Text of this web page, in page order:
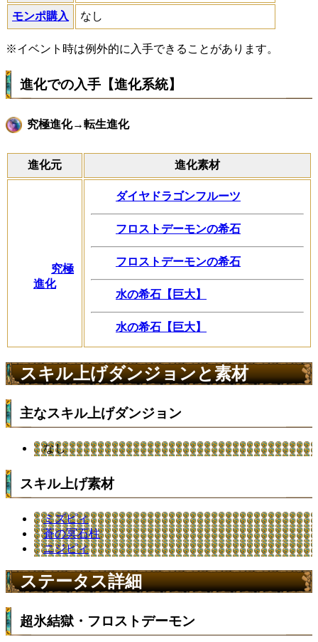
モンポ購入 なし
※イベント時は例外的に入手できることがあります。
進化での入手【進化系統】
究極進化→転生進化
進化元 進化素材
究極
進化
ダイヤドラゴンフルーツ
フロストデーモンの希石
フロストデーモンの希石
水の希石【巨大】
水の希石【巨大】
スキル上げダンジョンと素材
主なスキル上げダンジョン
なし
スキル上げ素材
ミズピィ
蒼の冥石柱
ニジピィ
ステータス詳細
超氷結獄・フロストデーモン